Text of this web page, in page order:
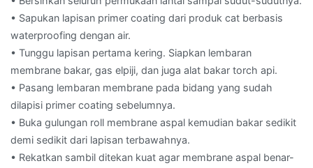
• Sapukan lapisan primer coating dari produk cat berbasis
waterproofing dengan air.
• Tunggu lapisan pertama kering. Siapkan lembaran
membrane bakar, gas elpiji, dan juga alat bakar torch api.
• Pasang lembaran membrane pada bidang yang sudah
dilapisi primer coating sebelumnya.
• Buka gulungan roll membrane aspal kemudian bakar sedikit
demi sedikit dari lapisan terbawahnya.
• Rekatkan sambil ditekan kuat agar membrane aspal benar-